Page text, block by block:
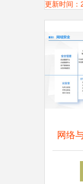
更新时间
网络
筑